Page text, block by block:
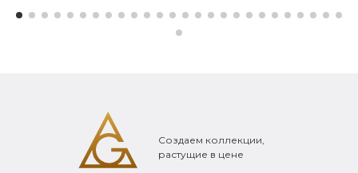
Создаем коллекции,
растущие в цене